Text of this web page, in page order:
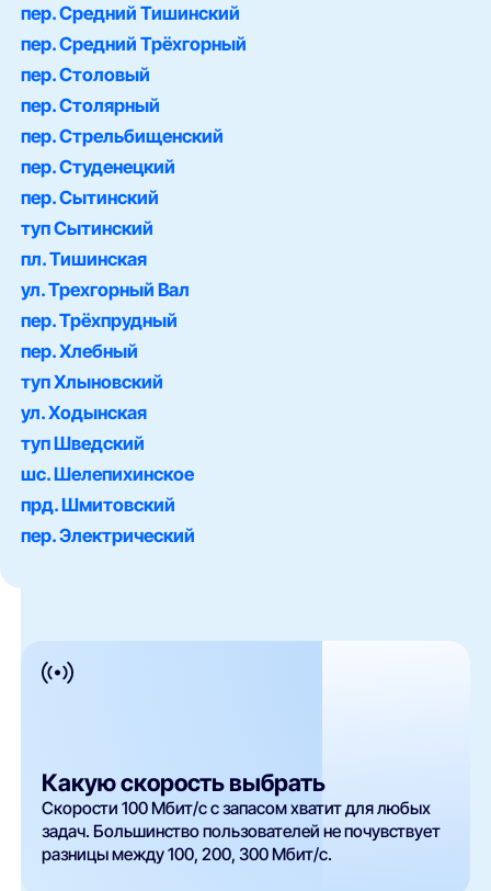
пер. Средний Тишинский
пер. Средний Трёхгорный
пер. Столовый
пер. Столярный
пер. Стрельбищенский
пер. Студенецкий
пер. Сытинский
туп Сытинский
пл. Тишинская
ул. Трехгорный Вал
пер. Трёхпрудный
пер. Хлебный
туп Хлыновский
ул. Ходынская
туп Шведский
шс. Шелепихинское
прд. Шмитовский
пер. Электрический
Какую скорость выбрать
Скорости 100 Мбит/с с запасом хватит для любых
задач. Большинство пользователей не почувствует
разницы между 100, 200, 300 Мбит/с.